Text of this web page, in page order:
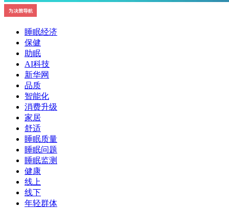
睡眠经济
保健
助眠
AI科技
新华网
品质
智能化
消费升级
家居
舒适
睡眠质量
睡眠问题
睡眠监测
健康
线上
线下
年轻群体